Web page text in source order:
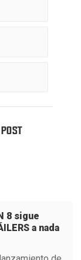
8 sigue
a nada